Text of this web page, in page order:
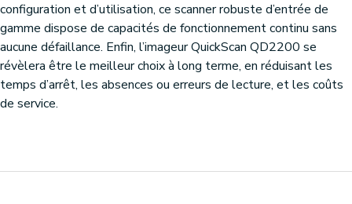
configuration et d’utilisation, ce scanner robuste d’entrée de
gamme dispose de capacités de fonctionnement continu sans
aucune défaillance. Enfin, l’imageur QuickScan QD2200 se
révèlera être le meilleur choix à long terme, en réduisant les
temps d’arrêt, les absences ou erreurs de lecture, et les coûts
de service.